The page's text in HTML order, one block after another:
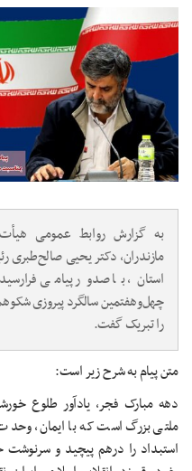
به گزارش روابط عمومی
مازندران، دکتر یحیی
استان، با صدور پیامی
چهل‌وهفتمین سالگرد پیروزی
را تبریک گفت.
متن پیام به شرح زیر است:
دهه مبارک فجر، یادآور طلوع
ملتی بزرگ است که با ایمان،
استبداد را درهم پیچید و سرنوشت